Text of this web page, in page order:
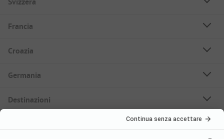
Francia
Croazia
Germania
Destinazioni